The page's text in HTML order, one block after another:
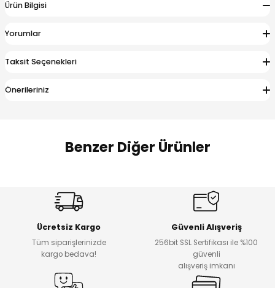
Ürün Bilgisi
Yorumlar
Taksit Seçenekleri
Önerileriniz
Benzer Diğer Ürünler
Dantelya Kız Çocuk Tişört
Puba Unisex Kot 3’lü Takım
Ücretsiz Kargo
Tüm siparişlerinizde
kargo bedava!
Güvenli Alışveriş
256bit SSL Sertifikası ile %100
güvenli
alışveriş imkanı
Alt